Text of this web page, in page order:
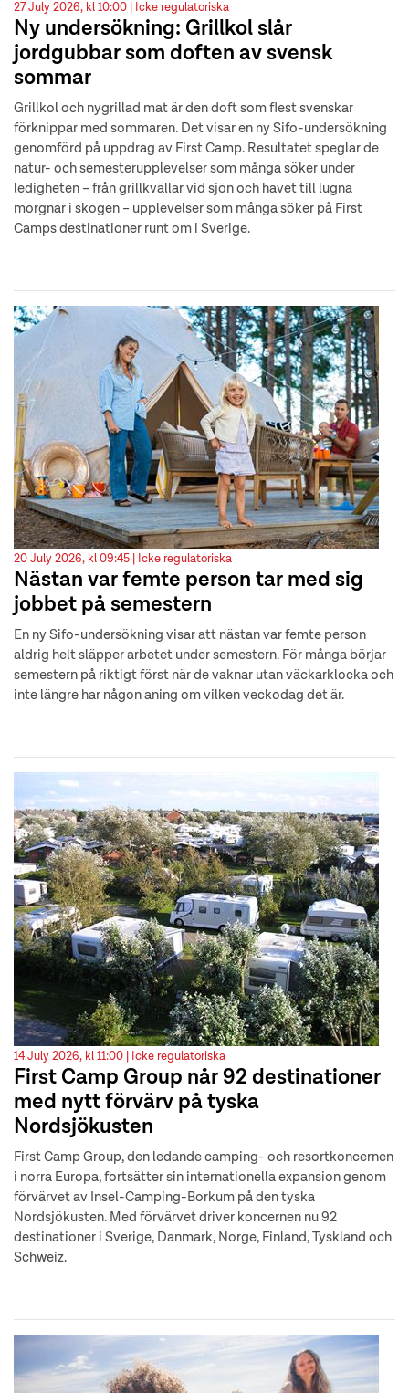
27 July 2026, kl 10:00 | Icke regulatoriska
Ny undersökning: Grillkol slår
jordgubbar som doften av svensk
sommar
Grillkol och nygrillad mat är den doft som flest svenskar
förknippar med sommaren. Det visar en ny Sifo-undersökning
genomförd på uppdrag av First Camp. Resultatet speglar de
natur- och semesterupplevelser som många söker under
ledigheten – från grillkvällar vid sjön och havet till lugna
morgnar i skogen – upplevelser som många söker på First
Camps destinationer runt om i Sverige.
20 July 2026, kl 09:45 | Icke regulatoriska
Nästan var femte person tar med sig
jobbet på semestern
En ny Sifo-undersökning visar att nästan var femte person
aldrig helt släpper arbetet under semestern. För många börjar
semestern på riktigt först när de vaknar utan väckarklocka och
inte längre har någon aning om vilken veckodag det är.
14 July 2026, kl 11:00 | Icke regulatoriska
First Camp Group når 92 destinationer
med nytt förvärv på tyska
Nordsjökusten
First Camp Group, den ledande camping- och resortkoncernen
i norra Europa, fortsätter sin internationella expansion genom
förvärvet av Insel-Camping-Borkum på den tyska
Nordsjökusten. Med förvärvet driver koncernen nu 92
destinationer i Sverige, Danmark, Norge, Finland, Tyskland och
Schweiz.